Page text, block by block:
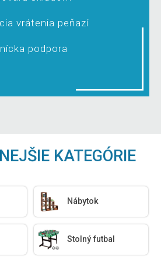
vrátenia peňazí
podpora
KATEGÓRIE
Nábytok
Stolný futbal